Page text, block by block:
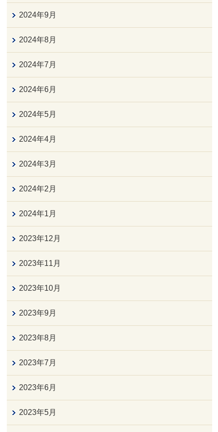
2024年9月
2024年8月
2024年7月
2024年6月
2024年5月
2024年4月
2024年3月
2024年2月
2024年1月
2023年12月
2023年11月
2023年10月
2023年9月
2023年8月
2023年7月
2023年6月
2023年5月